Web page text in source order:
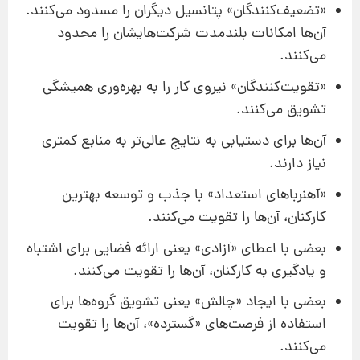
«تضعیف‌کنندگان» پتانسیل دیگران را مسدود می‌کنند.
آن‌ها امکانات بلند‌مدت شرکت‌هایشان را محدود
می‌کنند.
«تقویت‌کنندگان» نیروی کار را به بهره‌وری همیشگی
تشویق می‌کنند.
آن‌ها برای دستیابی به نتایج عالی‌تر به منابع کمتری
نیاز دارند.
«آهنر‌باهای استعداد» با جذب و توسعه بهترین
کارکنان، آن‌ها را تقویت می‌کنند.
بعضی با اعطای «آزادی» یعنی ارائه فضایی برای اشتباه
و یادگیری به کارکنان، آن‌ها را تقویت می‌کنند.
بعضی با ایجاد «چالش» یعنی تشویق گروه‌ها برای
استفاده از فرصت‌های «گسترده»، آن‌ها را تقویت
می‌کنند.